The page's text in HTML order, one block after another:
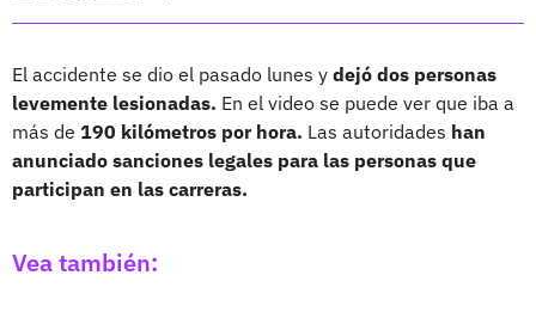
El accidente se dio el pasado lunes y dejó dos personas
levemente lesionadas. En el video se puede ver que iba a
más de 190 kilómetros por hora. Las autoridades han
anunciado sanciones legales para las personas que
participan en las carreras.
Vea también: